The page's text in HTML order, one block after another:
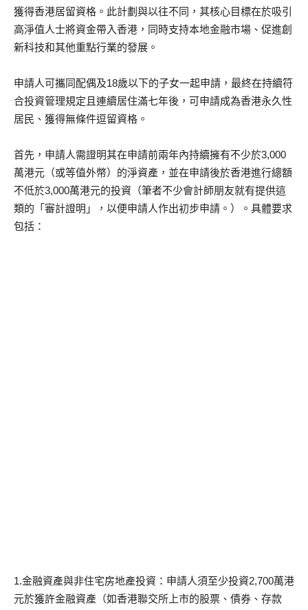
獲得香港居留資格。此計劃與以往不同，其核心目標在於吸引
高淨值人士將資金帶入香港，同時支持本地金融市場、促進創
新科技和其他重點行業的發展。
申請人可攜同配偶及18歲以下的子女一起申請，最終在持續符
合投資管理規定且連續居住滿七年後，可申請成為香港永久性
居民、獲得無條件逗留資格。
首先，申請人需證明其在申請前兩年內持續擁有不少於3,000
萬港元（或等值外幣）的淨資產，並在申請後於香港進行總額
不低於3,000萬港元的投資（筆者不少會計師朋友就有提供這
類的「審計證明」，以便申請人作出初步申請。）。具體要求
包括：
1.金融資產與非住宅房地產投資：申請人須至少投資2,700萬港
元於獲許金融資產（如香港聯交所上市的股票、債券、存款